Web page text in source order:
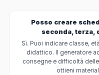
Posso creare
seconda, terza,
Sì. Puoi indicare classe,
didattico. Il generatore
consegne e difficoltà
ottieni